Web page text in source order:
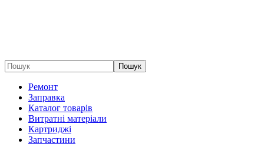
Пошук
Ремонт
Заправка
Каталог товарів
Витратні матеріали
Картриджі
Запчастини